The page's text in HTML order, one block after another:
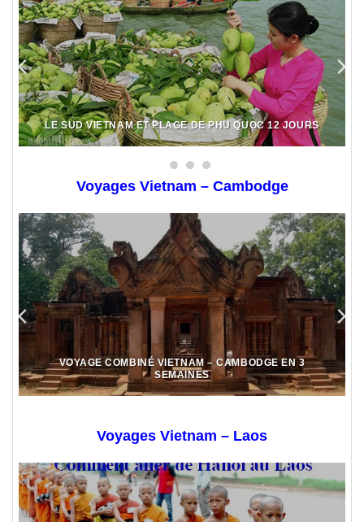
LE SUD VIETNAM ET PLAGE DE PHU QUOC 12 JOURS
Voyages Vietnam – Cambodge
VOYAGE COMBINÉ VIETNAM – CAMBODGE EN 3
SEMAINES
Voyages Vietnam – Laos